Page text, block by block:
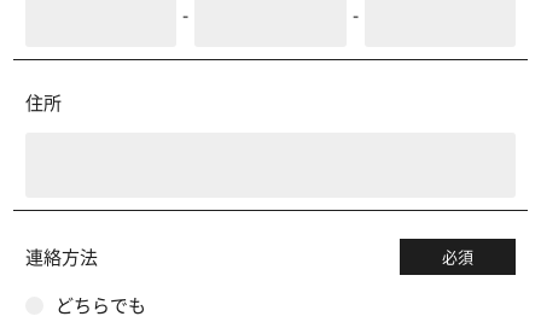
- -
住所
連絡方法 必須
どちらでも